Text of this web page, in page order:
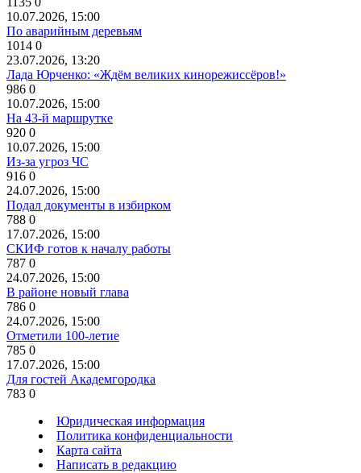
10.07.2026, 15:00
По аварийным деревьям
1014 0
23.07.2026, 13:20
Лада Юрченко: «Ждём великих кинорежиссёров!»
986 0
10.07.2026, 15:00
На 43-й маршрутке
920 0
10.07.2026, 15:00
Из-за угроз ЧС
916 0
24.07.2026, 15:00
Подал документы в избирком
788 0
17.07.2026, 15:00
СКИФ готов к началу работы
787 0
24.07.2026, 15:00
В районе новый глава
786 0
24.07.2026, 15:00
Отметили 100-летие
785 0
17.07.2026, 15:00
Для гостей Академгородка
783 0
Юридическая информация
Политика конфиденциальности
Карта сайта
Написать в редакцию